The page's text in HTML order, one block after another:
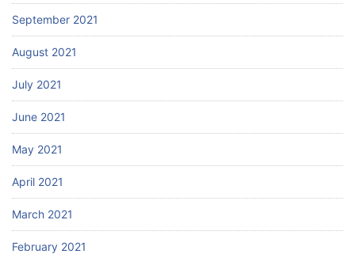
September 2021
August 2021
July 2021
June 2021
May 2021
April 2021
March 2021
February 2021